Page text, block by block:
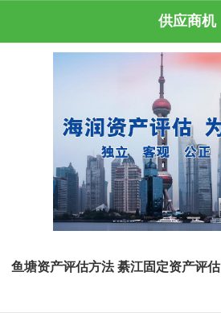
供应商机
鱼塘资产评估方法 綦江固定资产评估